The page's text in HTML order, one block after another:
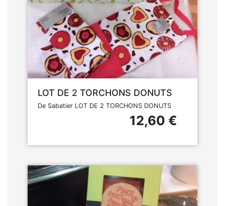
LOT DE 2 TORCHONS DONUTS
De Sabatier LOT DE 2 TORCHONS DONUTS
12,60 €